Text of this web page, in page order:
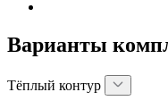
Варианты
Тёплый контур